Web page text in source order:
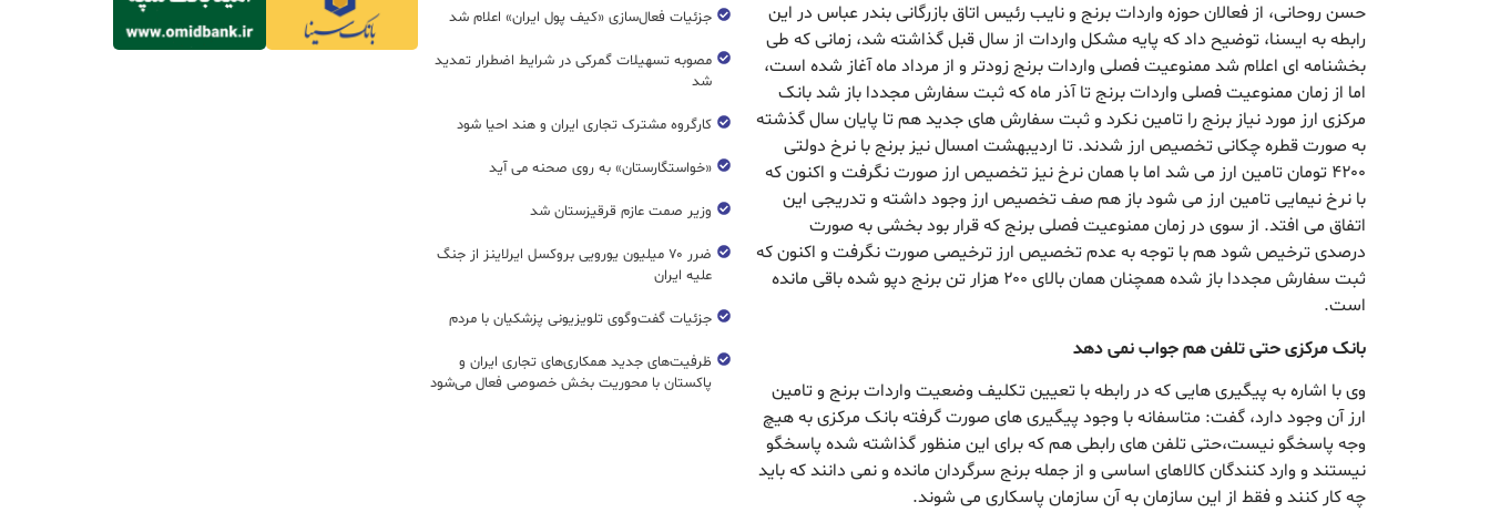
حسن روحانی، از فعالان حوزه واردات برنج و نایب رئیس اتاق بازرگانی بندر عباس در این
رابطه به ایسنا، توضیح داد که پایه مشکل واردات از سال قبل گذاشته شد، زمانی که طی
بخشنامه ای اعلام شد ممنوعیت فصلی واردات برنج زودتر و از مرداد ماه آغاز شده است،
اما از زمان ممنوعیت فصلی واردات برنج تا آذر ماه که ثبت سفارش مجددا باز شد بانک
مرکزی ارز مورد نیاز برنج را تامین نکرد و ثبت سفارش های جدید هم تا پایان سال گذشته
به صورت قطره چکانی تخصیص ارز شدند. تا اردیبهشت امسال نیز برنج با نرخ دولتی
۴۲۰۰ تومان تامین ارز می شد اما با همان نرخ نیز تخصیص ارز صورت نگرفت و اکنون که
با نرخ نیمایی تامین ارز می شود باز هم صف تخصیص ارز وجود داشته و تدریجی این
اتفاق می افتد. از سوی در زمان ممنوعیت فصلی برنج که قرار بود بخشی به صورت
درصدی ترخیص شود هم با توجه به عدم تخصیص ارز ترخیصی صورت نگرفت و اکنون که
ثبت سفارش مجددا باز شده همچنان همان بالای ۲۰۰ هزار تن برنج دپو شده باقی مانده
است.
بانک مرکزی حتی تلفن هم جواب نمی دهد
وی با اشاره به پیگیری هایی که در رابطه با تعیین تکلیف وضعیت واردات برنج و تامین
ارز آن وجود دارد، گفت: متاسفانه با وجود پیگیری های صورت گرفته بانک مرکزی به هیچ
وجه پاسخگو نیست،حتی تلفن های رابطی هم که برای این منظور گذاشته شده پاسخگو
نیستند و وارد کنندگان کالاهای اساسی و از جمله برنج سرگردان مانده و نمی دانند که باید
چه کار کنند و فقط از این سازمان به آن سازمان پاسکاری می شوند.
جزئیات فعال‌سازی «کیف پول ایران» اعلام شد
مصوبه تسهیلات گمرکی در شرایط اضطرار تمدید
شد
کارگروه مشترک تجاری ایران و هند احیا شود
«خواستگارستان» به روی صحنه می آید
وزیر صمت عازم قرقیزستان شد
ضرر ۷۰ میلیون یورویی بروکسل ایرلاینز از جنگ
علیه ایران
جزئیات گفت‌وگوی تلویزیونی پزشکیان با مردم
ظرفیت‌های جدید همکاری‌های تجاری ایران و
پاکستان با محوریت بخش خصوصی فعال می‌شود